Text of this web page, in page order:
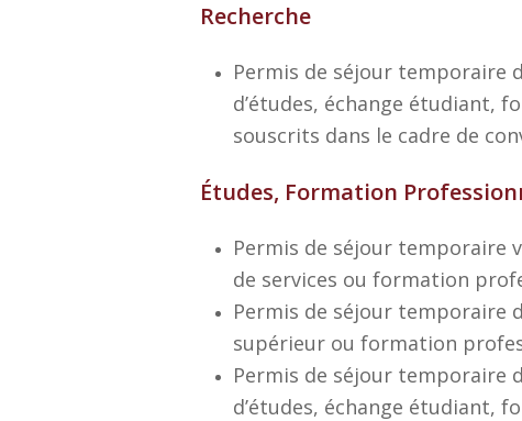
Recherche
Permis de séjour temporaire
d’études, échange étudiant,
souscrits dans le cadre de
Études, Formation
Permis de séjour temporaire
de services ou formation
Permis de séjour temporaire
supérieur ou formation
Permis de séjour temporaire
d’études, échange étudiant,